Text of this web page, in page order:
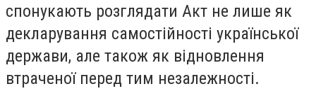
спонукають розглядати Акт не лише як
декларування самостійності української
держави, але також як відновлення
втраченої перед тим незалежності.